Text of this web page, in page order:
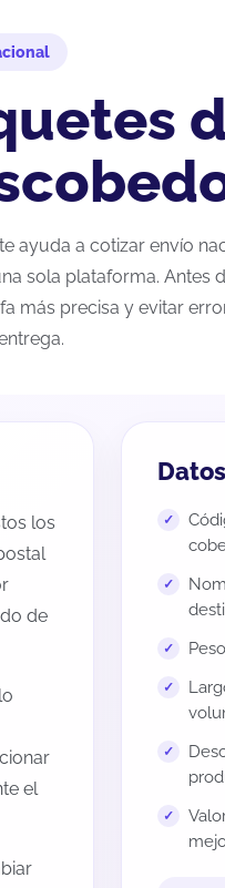
ayuda a cotizar envío
sola plataforma. Antes
más precisa y evitar
los
de
el